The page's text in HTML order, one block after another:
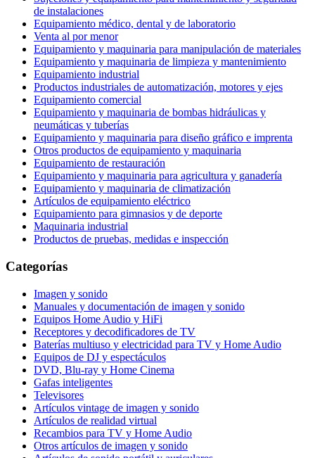
de instalaciones
Equipamiento médico, dental y de laboratorio
Venta al por menor
Equipamiento y maquinaria para manipulación de materiales
Equipamiento y maquinaria de limpieza y mantenimiento
Equipamiento industrial
Productos industriales de automatización, motores y ejes
Equipamiento comercial
Equipamiento y maquinaria de bombas hidráulicas y
neumáticas y tuberías
Equipamiento y maquinaria para diseño gráfico e imprenta
Otros productos de equipamiento y maquinaria
Equipamiento de restauración
Equipamiento y maquinaria para agricultura y ganadería
Equipamiento y maquinaria de climatización
Artículos de equipamiento eléctrico
Equipamiento para gimnasios y de deporte
Maquinaria industrial
Productos de pruebas, medidas e inspección
Categorías
Imagen y sonido
Manuales y documentación de imagen y sonido
Equipos Home Audio y HiFi
Receptores y decodificadores de TV
Baterías multiuso y electricidad para TV y Home Audio
Equipos de DJ y espectáculos
DVD, Blu-ray y Home Cinema
Gafas inteligentes
Televisores
Artículos vintage de imagen y sonido
Artículos de realidad virtual
Recambios para TV y Home Audio
Otros artículos de imagen y sonido